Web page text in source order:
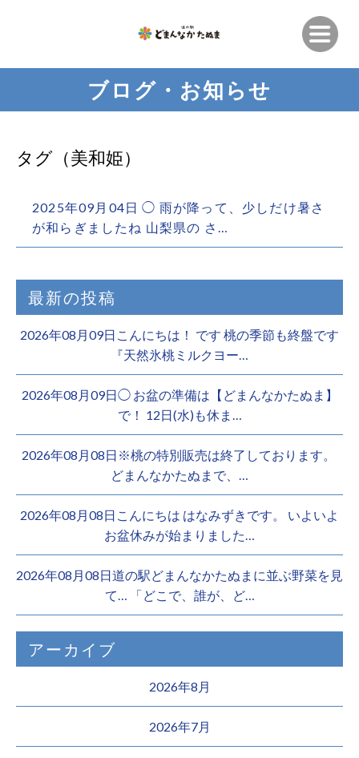
ブログ・お知らせ
タグ（美和姫）
2025年09月04日 ◯ 雨が降って、少しだけ暑さ
が和らぎましたね️ 山梨県の さ…
最新の投稿
2026年08月09日こんにちは！ です 桃の季節も終盤です
『天然氷桃ミルクヨー…
2026年08月09日◯ お盆の準備は【どまんなかたぬま】
で！ 12日(水)も休ま…
2026年08月08日※桃の特別販売は終了しております。 ️
どまんなかたぬまで、…
2026年08月08日こんにちは はなみずきです。 いよいよ
お盆休みが始まりました…
2026年08月08日道の駅どまんなかたぬまに並ぶ野菜を見
て… 「どこで、誰が、ど…
アーカイブ
2026年8月
2026年7月